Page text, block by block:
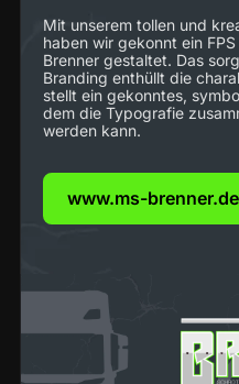
Mit unserem tollen und
haben wir gekonnt ein
Brenner gestaltet. Das
Branding enthüllt die
stellt ein gekonntes,
dem die Typografie
werden kann.
www.ms-brenner.de